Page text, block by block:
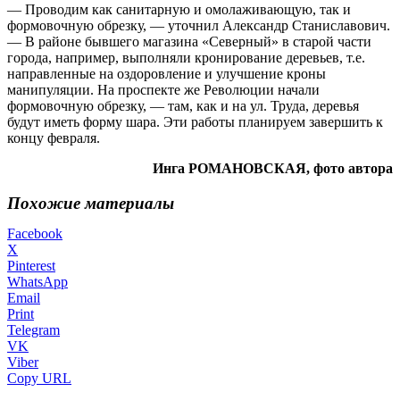
— Проводим как санитарную и омолаживающую, так и
формовочную обрезку, — уточнил Александр Станиславович.
— В районе бывшего магазина «Северный» в старой части
города, например, выполняли кронирование деревьев, т.е.
направленные на оздоровление и улучшение кроны
манипуляции. На проспекте же Революции начали
формовочную обрезку, — там, как и на ул. Труда, деревья
будут иметь форму шара. Эти работы планируем завершить к
концу февраля.
Инга РОМАНОВСКАЯ, фото автора
Похожие материалы
Facebook
X
Pinterest
WhatsApp
Email
Print
Telegram
VK
Viber
Copy URL